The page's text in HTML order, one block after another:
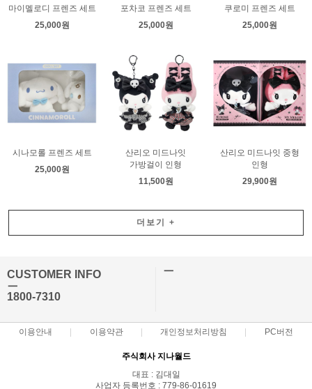
마이멜로디 프렌즈 세트
25,000원
포차코 프렌즈 세트
25,000원
쿠로미 프렌즈 세트
25,000원
시나모롤 프렌즈 세트
25,000원
산리오 미드나잇
가방걸이 인형
11,500원
산리오 미드나잇 중형
인형
29,900원
더보기 +
CUSTOMER INFO
ㅡ
1800-7310
ㅡ
이용안내 이용약관 개인정보처리방침 PC버전
주식회사 지나월드
대표 : 김대일
사업자 등록번호 : 779-86-01619